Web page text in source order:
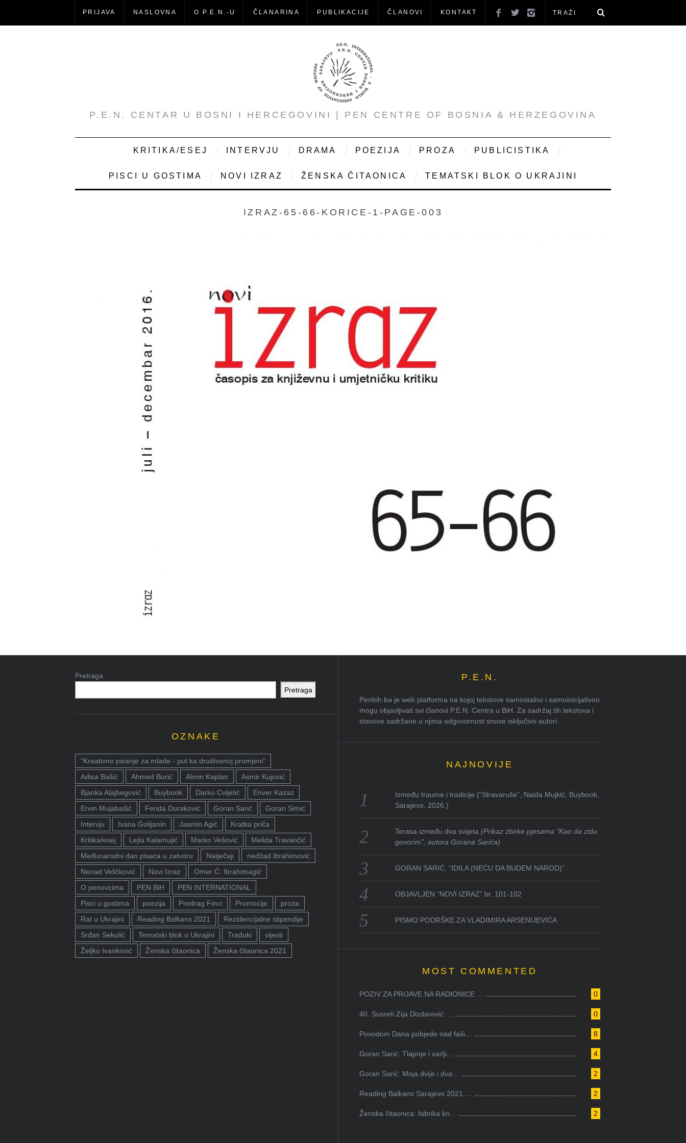
PRIJAVA NASLOVNA O P.E.N.-U ČLANARINA PUBLIKACIJE ČLANOVI KONTAKT
P.E.N. CENTAR U BOSNI I HERCEGOVINI | PEN CENTRE OF BOSNIA & HERZEGOVINA
KRITIKA/ESEJ INTERVJU DRAMA POEZIJA PROZA PUBLICISTIKA
PISCI U GOSTIMA NOVI IZRAZ ŽENSKA ČITAONICA TEMATSKI BLOK O UKRAJINI
IZRAZ-65-66-KORICE-1-PAGE-003
Pretraga
Pretraga
OZNAKE
"Kreativno pisanje za mlade - put ka društvenoj promjeni"
Adisa Bašić
Ahmed Burić Almin Kaplan
Asmir Kujović
Bjanka Alajbegović
Buybook Darko Cvijetić
Enver Kazaz
Ervin Mujabašić
Ferida Duraković Goran Sarić
Goran Simić
Intervju
Ivana Golijanin Jasmin Agić
Kratka priča
Kritika/esej
Lejla Kalamujić Marko Vešović
Melida Travančić
Međunarodni dan pisaca u zatvoru
Natječaji
nedžad ibrahimović
Nenad Veličković
Novi Izraz
Omer Ć. Ibrahimagić
O penovcima
PEN BiH
PEN INTERNATIONAL
Pisci u gostima
poezija Predrag Finci Promocije
proza
Rat u Ukrajini
Reading Balkans 2021
Rezidencijalne stipendije
Srđan Sekulić
Tematski blok o Ukrajini Traduki
vijesti
Željko Ivanković
Ženska čitaonica Ženska čitaonica 2021
P.E.N.
Penbih.ba je web platforma na kojoj tekstove samostalno i samoinicijativno
mogu objavljivati svi članovi P.E.N. Centra u BiH. Za sadržaj tih tekstova i
stavove sadržane u njima odgovornost snose isključivo autori.
NAJNOVIJE
Između traume i tradicije (“Stravaruše”, Naida Mujkić, Buybook,
Sarajevo, 2026.)
Terasa između dva svijeta(Prikaz zbirke pjesama “Kao da zidu
govorim”, autora Gorana Sarića)
GORAN SARIĆ, “IDILA (NEĆU DA BUDEM NAROD)”
OBJAVLJEN “NOVI IZRAZ” br. 101-102
PISMO PODRŠKE ZA VLADIMIRA ARSENIJEVIĆA
MOST COMMENTED
0
POZIV ZA PRIJAVE NA RADIONICE ...
0
40. Susreti Zija Dizdarević: ...
8
Povodom Dana pobjede nad faši...
4
Goran Sarić: Tlapnje i varlji...
2
Goran Sarić: Moja dvije i dva...
2
Reading Balkans Sarajevo 2021:...
2
Ženska čitaonica: fabrika kn...